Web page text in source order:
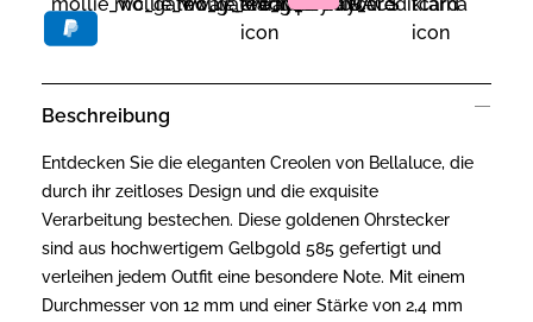
Beschreibung
Entdecken Sie die eleganten Creolen von Bellaluce, die
durch ihr zeitloses Design und die exquisite
Verarbeitung bestechen. Diese goldenen Ohrstecker
sind aus hochwertigem Gelbgold 585 gefertigt und
verleihen jedem Outfit eine besondere Note. Mit einem
Durchmesser von 12 mm und einer Stärke von 2,4 mm